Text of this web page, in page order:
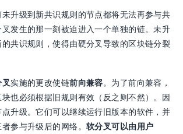
升级到新共识规则的节点都将无法再参与共
发生的那一刻被迫进入一个单独的链。未升
共识规则，使得由硬分叉导致的区块链分裂
实施的更改使链前向兼容。为了前向兼容，
也必须根据旧规则有效（反之则不然）。因
升级。它们可以继续运行旧版本的软件，并
参与升级后的网络。 软分叉可以由用户